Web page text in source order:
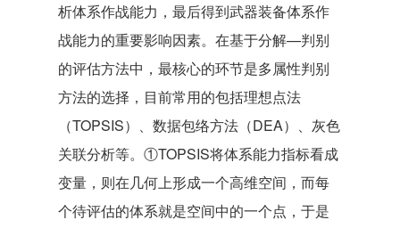
析体系作战能力，最后得到武器装备体系作
战能力的重要影响因素。在基于分解—判别
的评估方法中，最核心的环节是多属性判别
方法的选择，目前常用的包括理想点法
（TOPSIS）、数据包络方法（DEA）、灰色
关联分析等。①TOPSIS将体系能力指标看成
变量，则在几何上形成一个高维空间，而每
个待评估的体系就是空间中的一个点，于是